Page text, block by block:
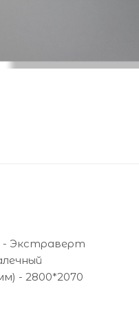
- Экстраверт
- 2800*2070